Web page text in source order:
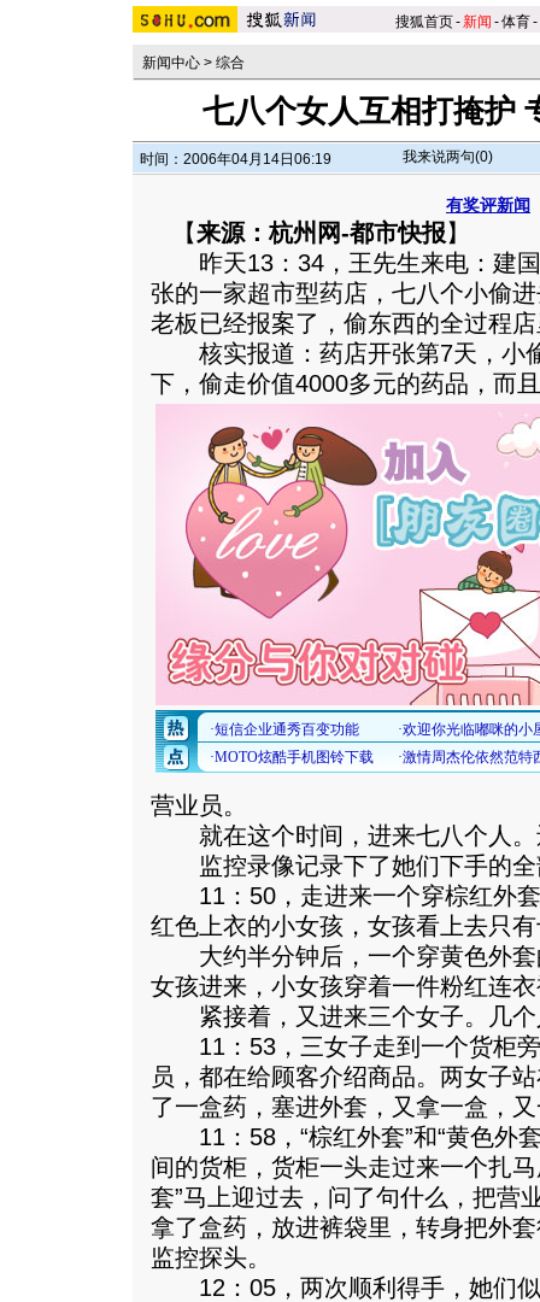
搜狐首页-新闻 -体育-
新闻中心 > 综合
七八个女人互相打掩护
时间：2006年04月14日06:19 我来说两句(0)
有奖评新闻
【来源：杭州网-都市快报】
昨天13：34，王先生来电：建国
张的一家超市型药店，七八个小偷
老板已经报案了，偷东西的全过程
核实报道：药店开张第7天，小
下，偷走价值4000多元的药品，而
营业员。
就在这个时间，进来七八个人。
监控录像记录下了她们下手的全
11：50，走进来一个穿棕红外套
红色上衣的小女孩，女孩看上去只
大约半分钟后，一个穿黄色外套
女孩进来，小女孩穿着一件粉红连
紧接着，又进来三个女子。几个
11：53，三女子走到一个货柜旁
员，都在给顾客介绍商品。两女子
了一盒药，塞进外套，又拿一盒，
11：58，“棕红外套”和“黄色外
间的货柜，货柜一头走过来一个扎
套”马上迎过去，问了句什么，把营
拿了盒药，放进裤袋里，转身把外
监控探头。
12：05，两次顺利得手，她们似